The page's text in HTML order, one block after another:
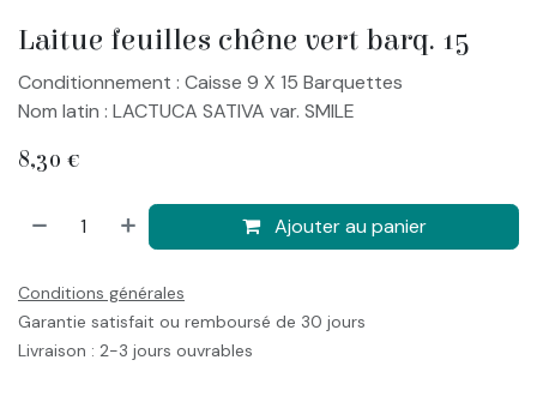
Laitue feuilles chêne vert barq. 15
Conditionnement : Caisse 9 X 15 Barquettes
Nom latin : LACTUCA SATIVA var. SMILE
8,30 €
Ajouter au panier
Conditions générales
Garantie satisfait ou remboursé de 30 jours
Livraison : 2-3 jours ouvrables